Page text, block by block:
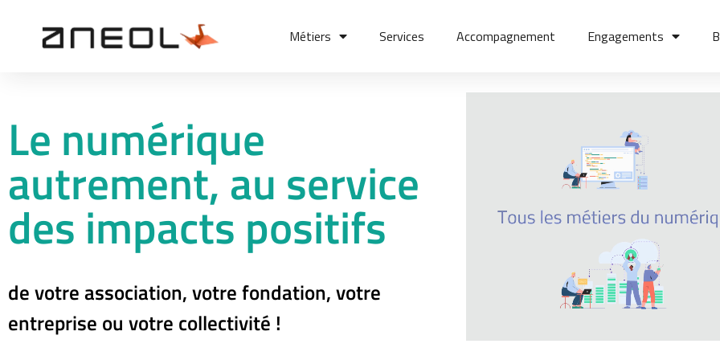
Métiers Services Accompagnement Engagements
Le numérique
autrement, au service
des impacts positifs
de votre association, votre fondation, votre
entreprise ou votre collectivité !